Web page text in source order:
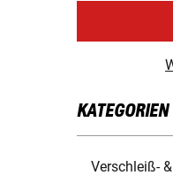
KATEGORIEN
Verschleiß-